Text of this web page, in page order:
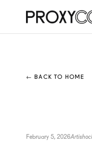
← BACK TO HOME
February 5, 2026